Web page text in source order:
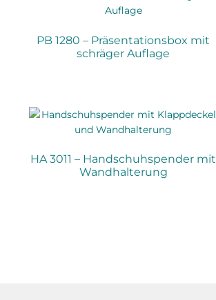
PB 1280 – Präsentationsbox mit
schräger Auflage
HA 3011 – Handschuhspender mit
Wandhalterung